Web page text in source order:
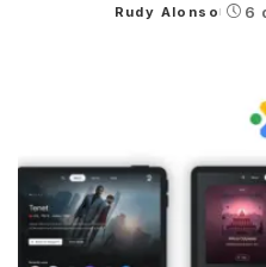
Posted
Rudy Alonso 6